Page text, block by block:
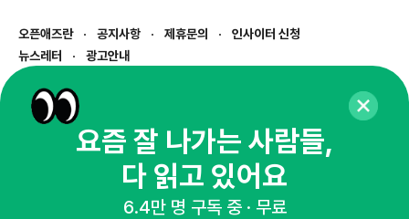
오픈애즈란 공지사항 제휴문의
인사이터 신청
뉴스레터
광고안내
경기도 성남시 분당구 대왕판교로645번길 16
사업자등록번호 : 144-81-27690(
통신판매업신고번호 : 2014-경기성남-1023
호스팅서비스사업자 : 오픈애즈
1800-2198
openads@openads.co.kr
요즘 잘 나가는 사람들,
다 읽고 있어요
6.4만 명 구독 중 · 무료